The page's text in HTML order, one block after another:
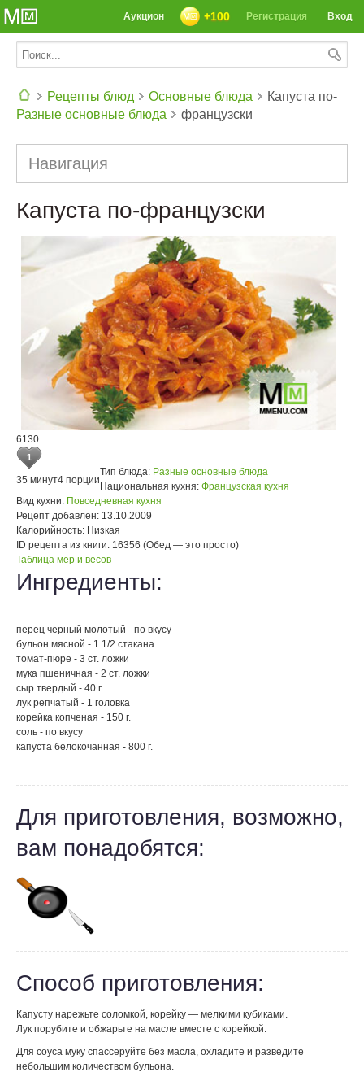
Вход
Регистрация
+100
Аукцион
Рецепты блюд
Основные блюда
Разные основные блюда
Капуста по-
французски
Навигация
Капуста по-французски
6130
1
35 минут4 порции
Тип блюда: Разные основные блюда
Национальная кухня: Французская кухня
Вид кухни: Повседневная кухня
Рецепт добавлен: 13.10.2009
Калорийность: Низкая
ID рецепта из книги: 16356 (Обед — это просто)
Таблица мер и весов
Ингредиенты:
перец черный молотый - по вкусу
бульон мясной - 1 1/2 стакана
томат-пюре - 3 ст. ложки
мука пшеничная - 2 ст. ложки
сыр твердый - 40 г.
лук репчатый - 1 головка
корейка копченая - 150 г.
соль - по вкусу
капуста белокочанная - 800 г.
Для приготовления, возможно,
вам понадобятся:
Способ приготовления:
Капусту нарежьте соломкой, корейку — мелкими кубиками.
Лук порубите и обжарьте на масле вместе с корейкой.
Для соуса муку спассеруйте без масла, охладите и разведите
небольшим количеством бульона.